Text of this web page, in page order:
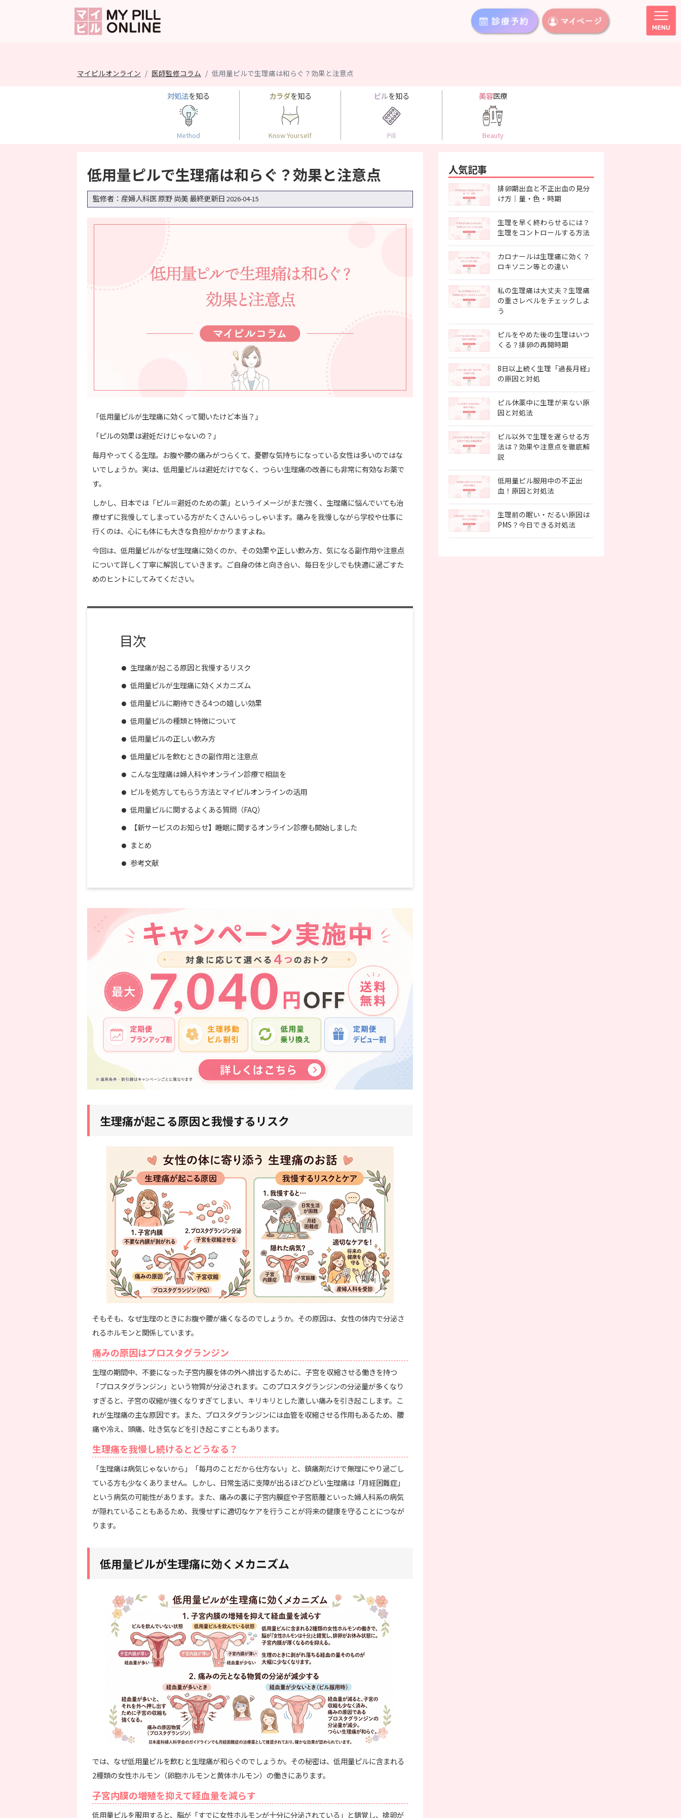
マイピルオンライン 医師監修コラム 低用量ピルで生理痛は和らぐ？効果と注意点
対処法を知る
Method
カラダを知る
Know Yourself
ピルを知る
Pill
美容医療
Beauty
低用量ピルで生理痛は和らぐ？効果と注意点
監修者：産婦人科医 原野 尚美最終更新日 2026-04-15
「低用量ピルが生理痛に効くって聞いたけど本当？」
「ピルの効果は避妊だけじゃないの？」
毎月やってくる生理。お腹や腰の痛みがつらくて、憂鬱な気持ちになっている女性は多いのではな
いでしょうか。実は、低用量ピルは避妊だけでなく、つらい生理痛の改善にも非常に有効なお薬で
す。
しかし、日本では「ピル＝避妊のための薬」というイメージがまだ強く、生理痛に悩んでいても治
療せずに我慢してしまっている方がたくさんいらっしゃいます。痛みを我慢しながら学校や仕事に
行くのは、心にも体にも大きな負担がかかりますよね。
今回は、低用量ピルがなぜ生理痛に効くのか、その効果や正しい飲み方、気になる副作用や注意点
について詳しく丁寧に解説していきます。ご自身の体と向き合い、毎日を少しでも快適に過ごすた
めのヒントにしてみてください。
目次
生理痛が起こる原因と我慢するリスク
低用量ピルが生理痛に効くメカニズム
低用量ピルに期待できる4つの嬉しい効果
低用量ピルの種類と特徴について
低用量ピルの正しい飲み方
低用量ピルを飲むときの副作用と注意点
こんな生理痛は婦人科やオンライン診療で相談を
ピルを処方してもらう方法とマイピルオンラインの活用
低用量ピルに関するよくある質問（FAQ）
【新サービスのお知らせ】睡眠に関するオンライン診療も開始しました
まとめ
参考文献
生理痛が起こる原因と我慢するリスク
そもそも、なぜ生理のときにお腹や腰が痛くなるのでしょうか。その原因は、女性の体内で分泌さ
れるホルモンと関係しています。
痛みの原因はプロスタグランジン
生理の期間中、不要になった子宮内膜を体の外へ排出するために、子宮を収縮させる働きを持つ
「プロスタグランジン」という物質が分泌されます。このプロスタグランジンの分泌量が多くなり
すぎると、子宮の収縮が強くなりすぎてしまい、キリキリとした激しい痛みを引き起こします。こ
れが生理痛の主な原因です。また、プロスタグランジンには血管を収縮させる作用もあるため、腰
痛や冷え、頭痛、吐き気などを引き起こすこともあります。
生理痛を我慢し続けるとどうなる？
「生理痛は病気じゃないから」「毎月のことだから仕方ない」と、鎮痛剤だけで無理にやり過ごし
ている方も少なくありません。しかし、日常生活に支障が出るほどひどい生理痛は「月経困難症」
という病気の可能性があります。また、痛みの裏に子宮内膜症や子宮筋腫といった婦人科系の病気
が隠れていることもあるため、我慢せずに適切なケアを行うことが将来の健康を守ることにつなが
ります。
低用量ピルが生理痛に効くメカニズム
では、なぜ低用量ピルを飲むと生理痛が和らぐのでしょうか。その秘密は、低用量ピルに含まれる
2種類の女性ホルモン（卵胞ホルモンと黄体ホルモン）の働きにあります。
子宮内膜の増殖を抑えて経血量を減らす
低用量ピルを服用すると、脳が「すでに女性ホルモンが十分に分泌されている」と錯覚し、排卵が
人気記事
排卵期出血と不正出血の見分
け方｜量・色・時期
生理を早く終わらせるには？
生理をコントロールする方法
カロナールは生理痛に効く？
ロキソニン等との違い
私の生理痛は大丈夫？生理痛
の重さレベルをチェックしよ
う
ピルをやめた後の生理はいつ
くる？排卵の再開時期
8日以上続く生理「過長月経」
の原因と対処
ピル休薬中に生理が来ない原
因と対処法
ピル以外で生理を遅らせる方
法は？効果や注意点を徹底解
説
低用量ピル服用中の不正出
血！原因と対処法
生理前の眠い・だるい原因は
PMS？今日できる対処法